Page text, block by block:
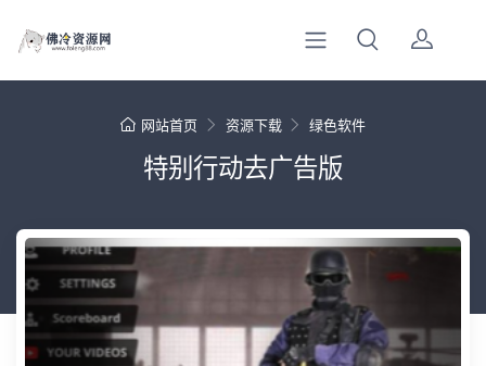
网站首页 资源下载 绿色软件
特别行动去广告版